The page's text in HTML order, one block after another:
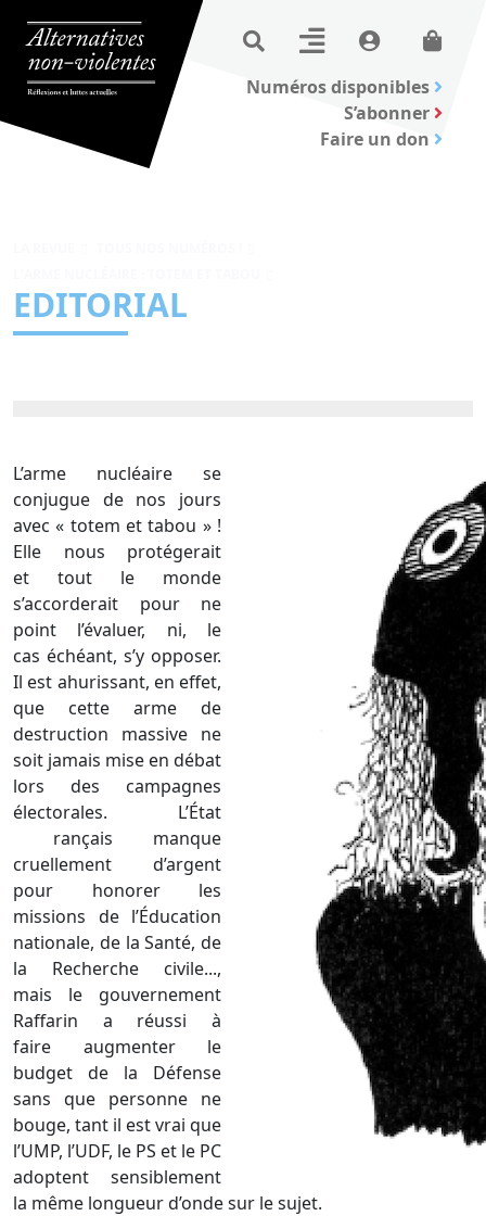
Numéros disponibles
S’abonner
Faire un don
EDITORIAL
L’arme nucléaire se
conjugue de nos jours
avec « totem et tabou » !
Elle nous protégerait
et tout le monde
s’accorderait pour ne
point l’évaluer, ni, le
cas échéant, s’y opposer.
Il est ahurissant, en effet,
que cette arme de
destruction massive ne
soit jamais mise en débat
lors des campagnes
électorales. L’État
rançais manque
cruellement d’argent
pour honorer les
missions de l’Éducation
nationale, de la Santé, de
la Recherche civile...,
mais le gouvernement
Raffarin a réussi à
faire augmenter le
budget de la Défense
sans que personne ne
bouge, tant il est vrai que
l’UMP, l’UDF, le PS et le PC
adoptent sensiblement
la même longueur d’onde sur le sujet.